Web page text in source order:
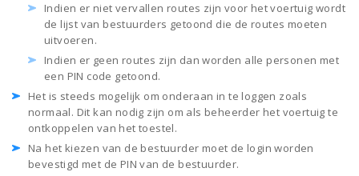
Indien er niet vervallen routes zijn voor het voertuig wordt
de lijst van bestuurders getoond die de routes moeten
uitvoeren.
Indien er geen routes zijn dan worden alle personen met
een PIN code getoond.
Het is steeds mogelijk om onderaan in te loggen zoals
normaal. Dit kan nodig zijn om als beheerder het voertuig te
ontkoppelen van het toestel.
Na het kiezen van de bestuurder moet de login worden
bevestigd met de PIN van de bestuurder.